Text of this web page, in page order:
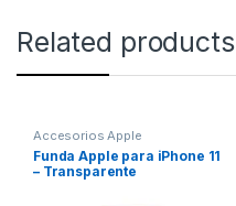
Related products
Accesorios Apple
Funda Apple para iPhone 11
– Transparente